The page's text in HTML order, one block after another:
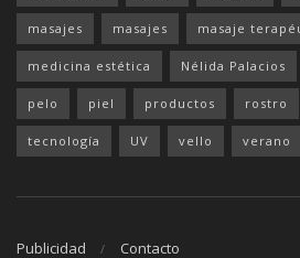
masajes masajes masaje
medicina estética Nélida Palacios
pelo piel productos rostro
tecnología UV vello verano
Publicidad Contacto